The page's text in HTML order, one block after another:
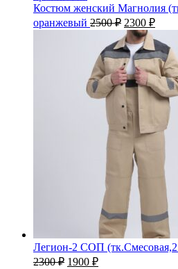
2050 ₽.
Костюм женский Магнолия
оранжевый 2500₽
цена
составляла
2500 ₽.
2300 ₽
2300
Легион-2 СОП
2300₽ Первоначальная
1900 ₽Текущая